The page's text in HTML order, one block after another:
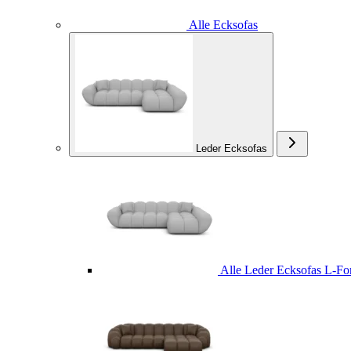
Alle Ecksofas
Leder Ecksofas
Alle Leder Ecksofas L-